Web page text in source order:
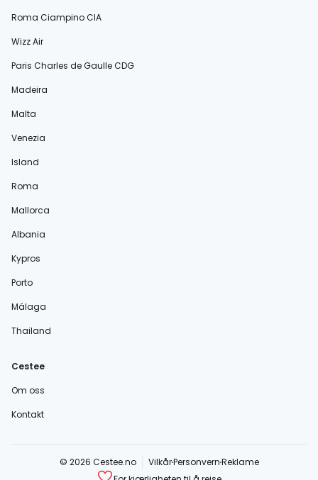
Roma Ciampino CIA
Wizz Air
Paris Charles de Gaulle CDG
Madeira
Malta
Venezia
Island
Roma
Mallorca
Albania
Kypros
Porto
Málaga
Thailand
Cestee
Om oss
Kontakt
© 2026 Cestee.no VilkårPersonvernReklame